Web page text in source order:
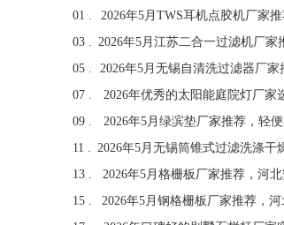
01 .
03 .
05 .
07 .
2026年优秀的太阳能庭院灯厂家
09 .
11 .
13 .
15 .